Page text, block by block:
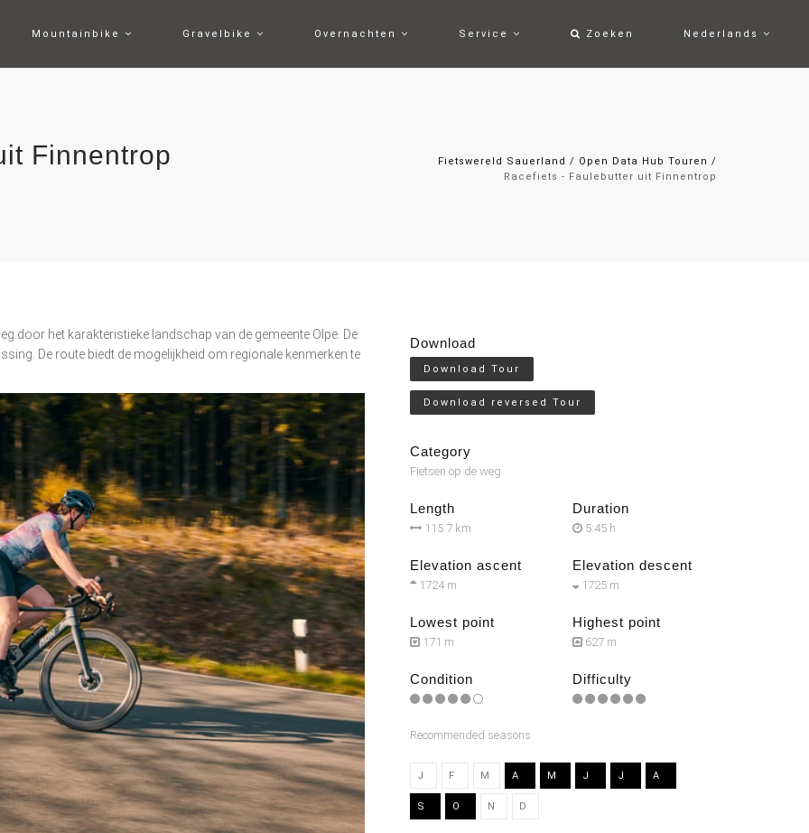
Mountainbike Gravelbike Overnachten Service Zoeken Nederlands
Finnentrop Fietswereld Sauerland / Open Data Hub Touren /
Racefiets - Faulebutter uit Finnentrop
door het karakteristieke landschap van de gemeente Olpe. De
De route biedt de mogelijkheid om regionale kenmerken te
Download
Download Tour
Download reversed Tour
Category
Fietsen op de weg
Length
115.7 km
Duration
5:45 h
Elevation ascent
1724 m
Elevation descent
1725 m
Lowest point
171 m
Highest point
627 m
Condition Difficulty
Recommended seasons
J F M A M J J A
S O N D